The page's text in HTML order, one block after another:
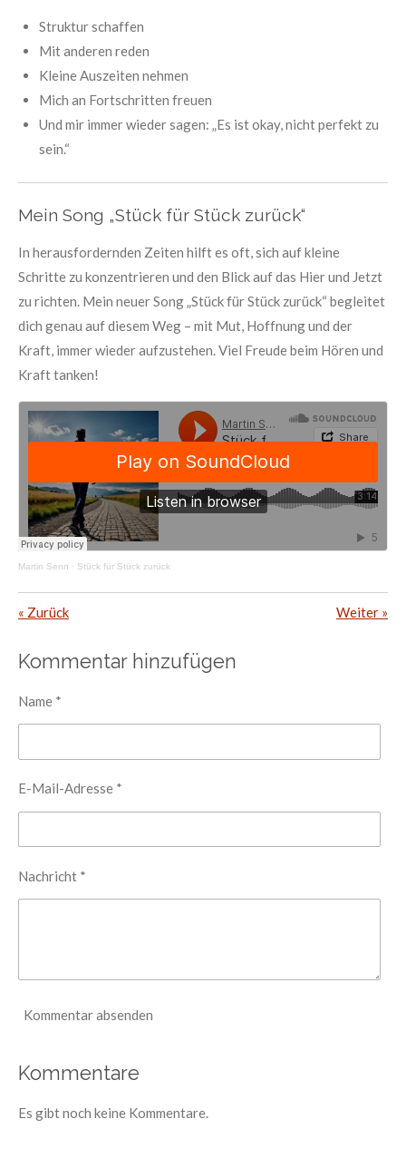
Struktur schaffen
Mit anderen reden
Kleine Auszeiten nehmen
Mich an Fortschritten freuen
Und mir immer wieder sagen: „Es ist okay, nicht perfekt zu
sein.“
Mein Song „Stück für Stück zurück“
In herausfordernden Zeiten hilft es oft, sich auf kleine
Schritte zu konzentrieren und den Blick auf das Hier und Jetzt
zu richten. Mein neuer Song „Stück für Stück zurück“ begleitet
dich genau auf diesem Weg – mit Mut, Hoffnung und der
Kraft, immer wieder aufzustehen. Viel Freude beim Hören und
Kraft tanken!
Martin Senn · Stück für Stück zurück
« Zurück Weiter »
Kommentar hinzufügen
Name *
E-Mail-Adresse *
Nachricht *
Kommentar absenden
Kommentare
Es gibt noch keine Kommentare.